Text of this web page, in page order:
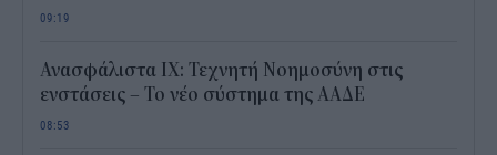
09:19
Ανασφάλιστα ΙΧ: Τεχνητή Νοημοσύνη στις
ενστάσεις – Το νέο σύστημα της ΑΑΔΕ
08:53